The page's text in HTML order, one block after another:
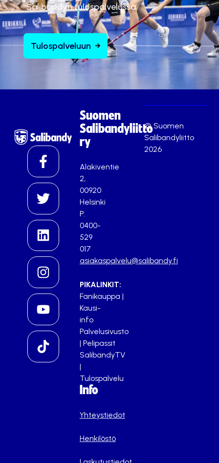
Salibandyn tulospalvelussa.
Tulospalveluun
Suomen
Salibandyliitto
ry
Alakiventie
2,
00920
Helsinki
P.
0400-
529
017
asiakaspalvelu@salibandy.fi
PIKALINKIT:
Fanikauppa |
Kausi-
info
Palvelusivusto
| Pelipassit
SalibandyTV
|
Tulospalvelu
Info
Yhteystiedot
Henkilöstö
© Suomen
Salibandyliitto
2026